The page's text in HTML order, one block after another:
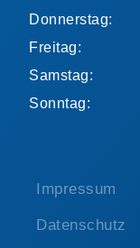
Donnerstag:
Freitag:
Samstag:
Sonntag:
Impressum
Datenschutz